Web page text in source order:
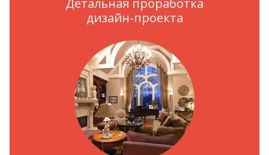
Детальная проработка
дизайн-проекта